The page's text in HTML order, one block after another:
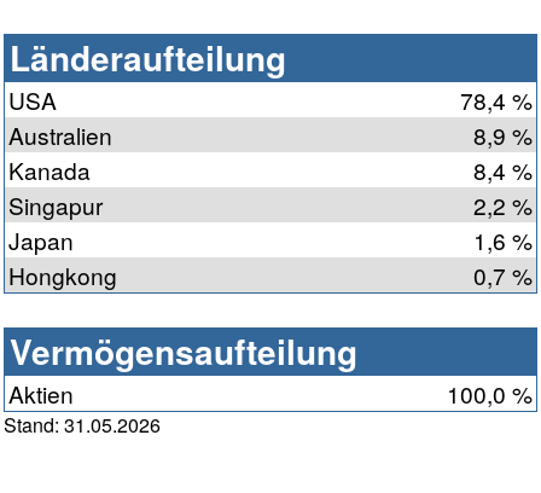
Länderaufteilung
USA
78,4 %
Australien
8,9 %
Kanada
8,4 %
Singapur
2,2 %
Japan
1,6 %
Hongkong
0,7 %
Vermögensaufteilung
Aktien 100,0 %
Stand: 31.05.2026